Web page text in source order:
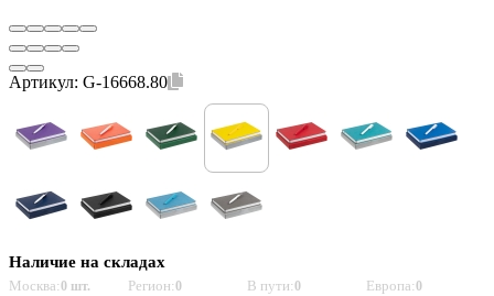
Артикул: G-16668.80
Наличие на складах
Москва:0 шт. Регион:0 В пути:0 Европа:0